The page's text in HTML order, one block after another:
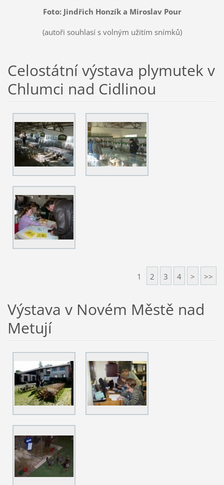
Foto: Jindřich Honzík a Miroslav Pour
(autoři souhlasí s volným užitím snímků)
Celostátní výstava plymutek v
Chlumci nad Cidlinou
1 2 3 4 > >>
Výstava v Novém Městě nad
Metují